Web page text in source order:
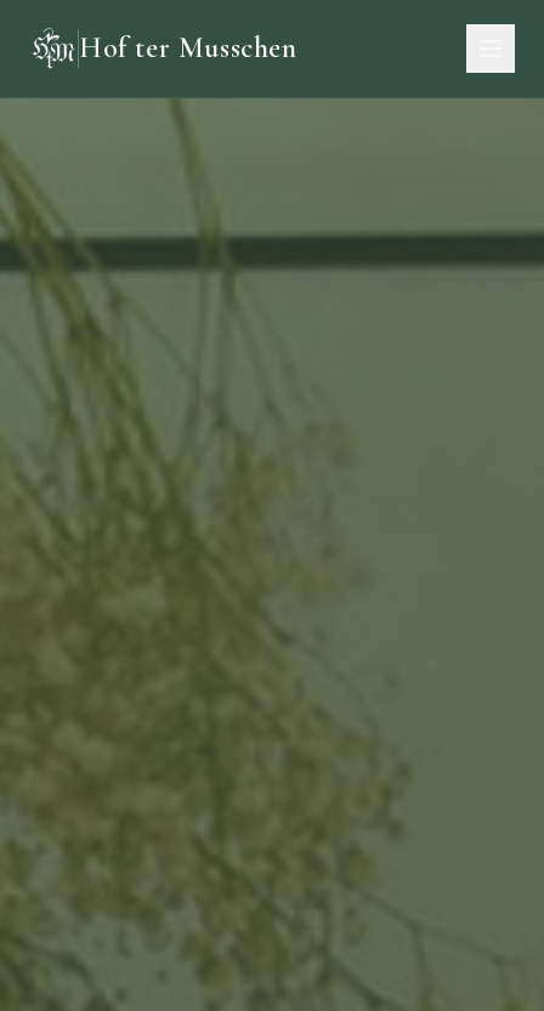
Hof ter Musschen